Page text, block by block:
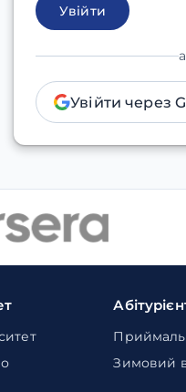
Увійти
Увійти через
Зимовий